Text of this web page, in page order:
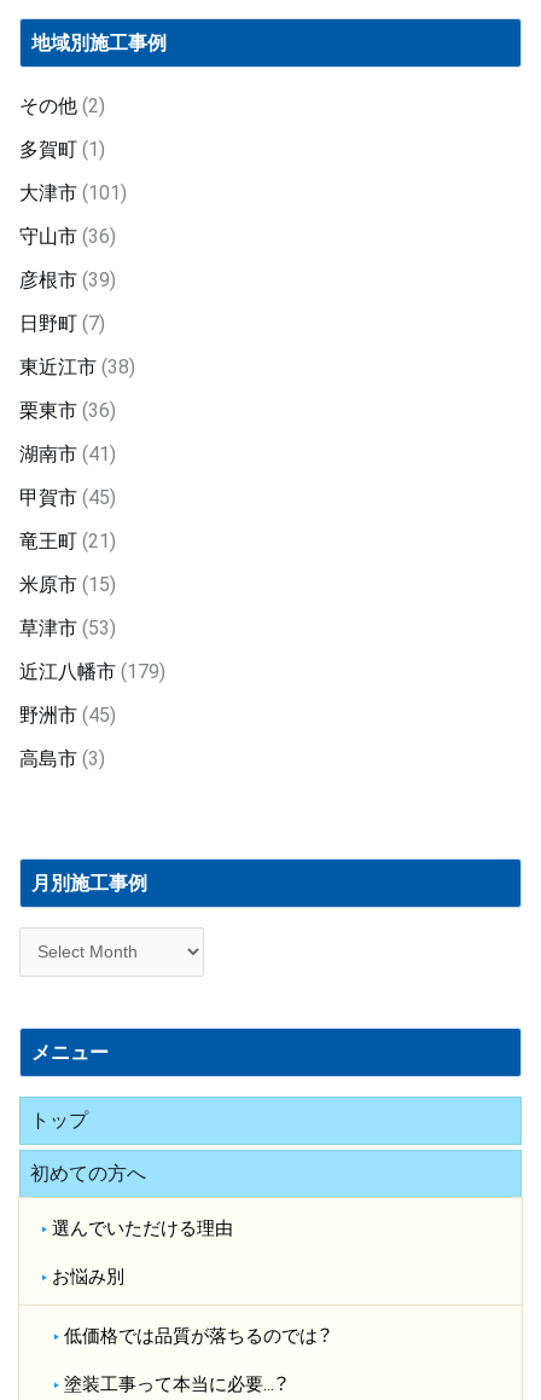
地域別施工事例
その他(2)
多賀町(1)
大津市(101)
守山市(36)
彦根市(39)
日野町(7)
東近江市(38)
栗東市(36)
湖南市(41)
甲賀市(45)
竜王町(21)
米原市(15)
草津市(53)
近江八幡市(179)
野洲市(45)
高島市(3)
月別施工事例
施
事
メニュー
トップ
初めての方へ
選んでいただける理由
お悩み別
低価格では品質が落ちるのでは？​
塗装工事って本当に必要…？​